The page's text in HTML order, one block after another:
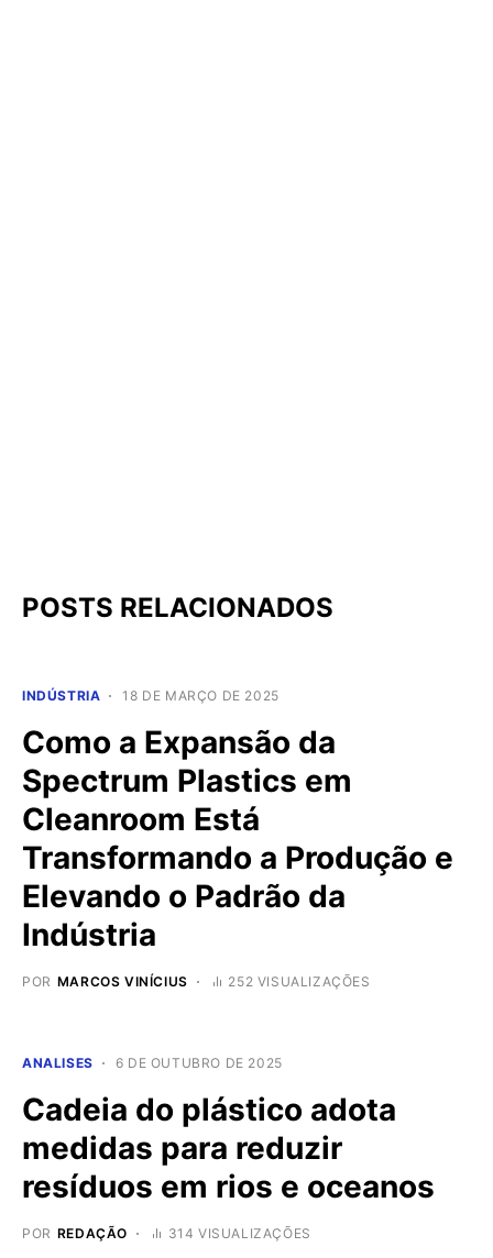
POSTS RELACIONADOS
INDÚSTRIA 18 DE MARÇO DE 2025
Como a Expansão da
Spectrum Plastics em
Cleanroom Está
Transformando a Produção e
Elevando o Padrão da
Indústria
POR MARCOS VINÍCIUS 252 VISUALIZAÇÕES
ANALISES 6 DE OUTUBRO DE 2025
Cadeia do plástico adota
medidas para reduzir
resíduos em rios e oceanos
POR REDAÇÃO 314 VISUALIZAÇÕES